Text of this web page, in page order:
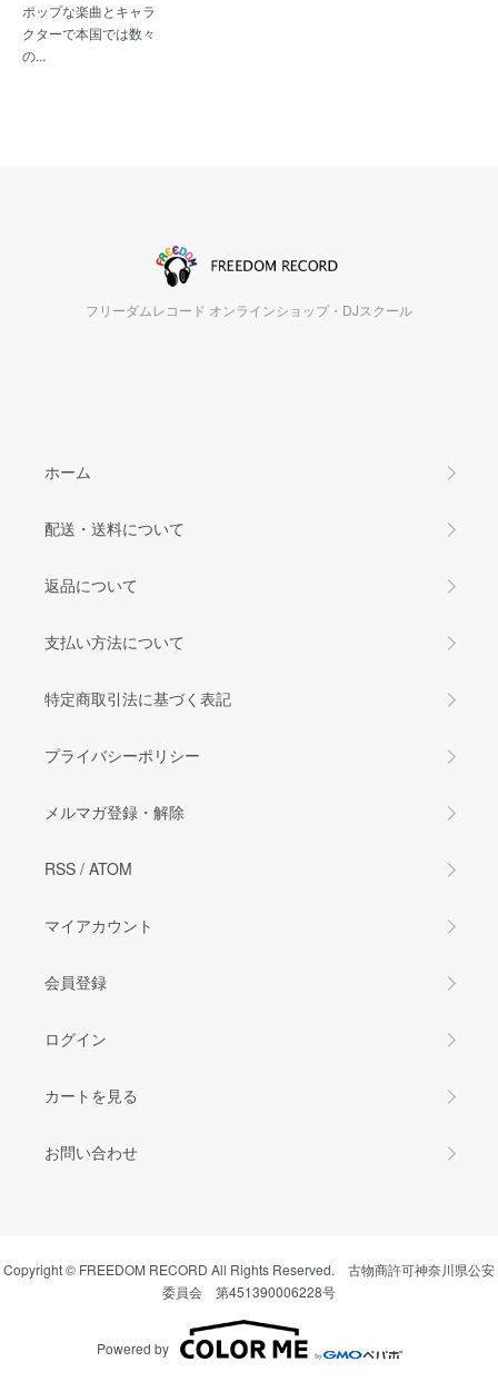
ポップな楽曲とキャラ
クターで本国では数々
の...
フリーダムレコード オンラインショップ・DJスクール
ホーム
配送・送料について
返品について
支払い方法について
特定商取引法に基づく表記
プライバシーポリシー
メルマガ登録・解除
RSS / ATOM
マイアカウント
会員登録
ログイン
カートを見る
お問い合わせ
Copyright © FREEDOM RECORD All Rights Reserved. 古物商許可神奈川県公安
委員会 第451390006228号
Powered by